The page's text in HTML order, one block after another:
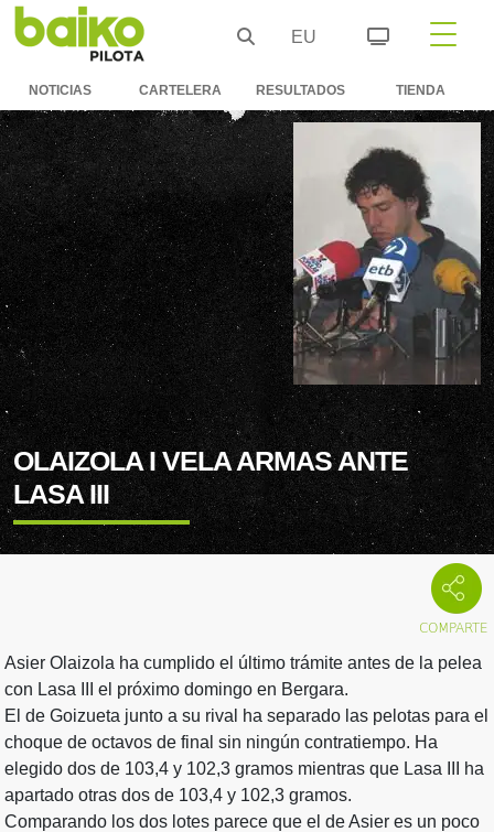
EU
NOTICIAS CARTELERA RESULTADOS TIENDA
OLAIZOLA I VELA ARMAS ANTE
LASA III
Asier Olaizola ha cumplido el último trámite antes de la pelea
con Lasa III el próximo domingo en Bergara.
El de Goizueta junto a su rival ha separado las pelotas para el
choque de octavos de final sin ningún contratiempo. Ha
elegido dos de 103,4 y 102,3 gramos mientras que Lasa III ha
apartado otras dos de 103,4 y 102,3 gramos.
Comparando los dos lotes parece que el de Asier es un poco